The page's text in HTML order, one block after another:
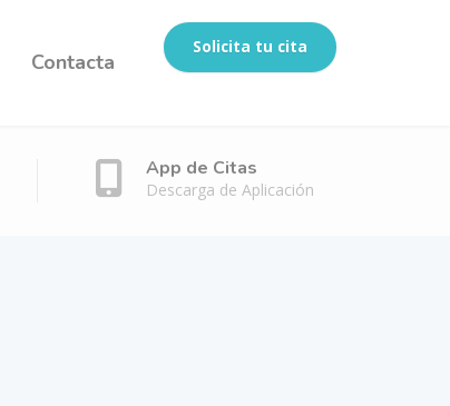
Contacta
Solicita tu cita
App de Citas
Descarga de Aplicación